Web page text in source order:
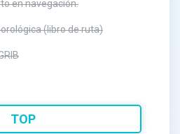
en navegación.
(libro de ruta)
TOP